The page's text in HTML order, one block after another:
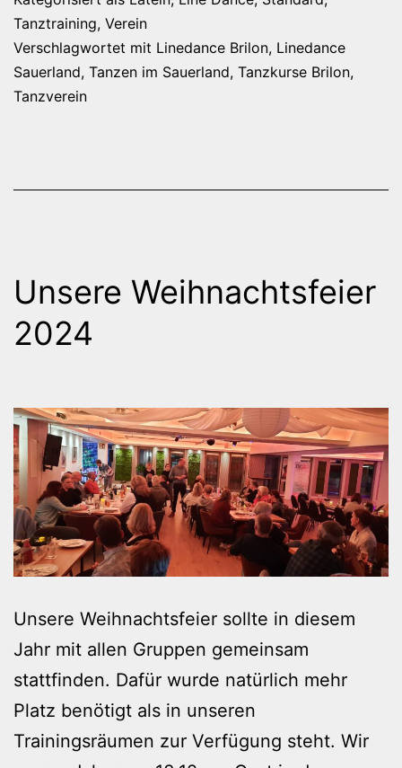
Tanztraining, Verein
Verschlagwortet mit Linedance Brilon, Linedance
Sauerland, Tanzen im Sauerland, Tanzkurse Brilon,
Tanzverein
Unsere Weihnachtsfeier
2024
Unsere Weihnachtsfeier sollte in diesem
Jahr mit allen Gruppen gemeinsam
stattfinden. Dafür wurde natürlich mehr
Platz benötigt als in unseren
Trainingsräumen zur Verfügung steht. Wir